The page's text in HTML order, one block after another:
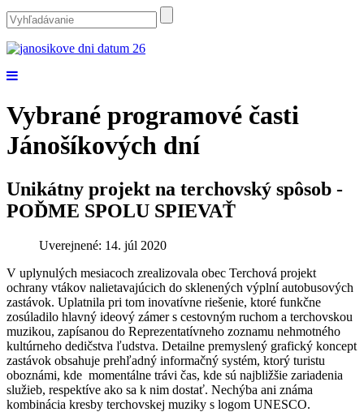
Vybrané programové časti
Jánošíkových dní
Unikátny projekt na terchovský spôsob -
POĎME SPOLU SPIEVAŤ
Uverejnené: 14. júl 2020
V uplynulých mesiacoch zrealizovala obec Terchová projekt
ochrany vtákov nalietavajúcich do sklenených výplní autobusových
zastávok. Uplatnila pri tom inovatívne riešenie, ktoré funkčne
zosúladilo hlavný ideový zámer s cestovným ruchom a terchovskou
muzikou, zapísanou do Reprezentatívneho zoznamu nehmotného
kultúrneho dedičstva ľudstva. Detailne premyslený grafický koncept
zastávok obsahuje prehľadný informačný systém, ktorý turistu
oboznámi, kde momentálne trávi čas, kde sú najbližšie zariadenia
služieb, respektíve ako sa k nim dostať. Nechýba ani známa
kombinácia kresby terchovskej muziky s logom UNESCO.